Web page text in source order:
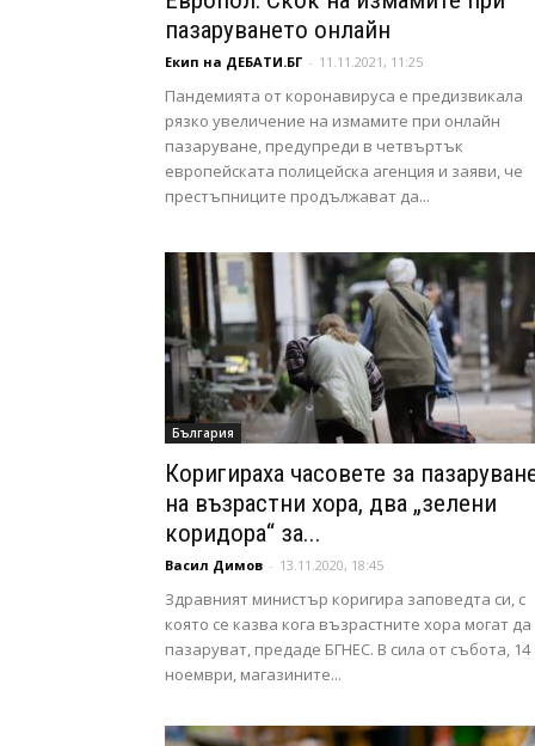
пазаруването онлайн
Екип на ДЕБАТИ.БГ - 11.11.2021, 11:25
Пандемията от коронавируса е предизвикала
рязко увеличение на измамите при онлайн
пазаруване, предупреди в четвъртък
европейската полицейска агенция и заяви, че
престъпниците продължават да...
България
Коригираха часовете за
на възрастни хора, два „зелени
коридора“ за...
Васил Димов - 13.11.2020, 18:45
Здравният министър коригира заповедта си, с
която се казва кога възрастните хора могат да
пазаруват, предаде БГНЕС. В сила от събота, 14
ноември, магазините...